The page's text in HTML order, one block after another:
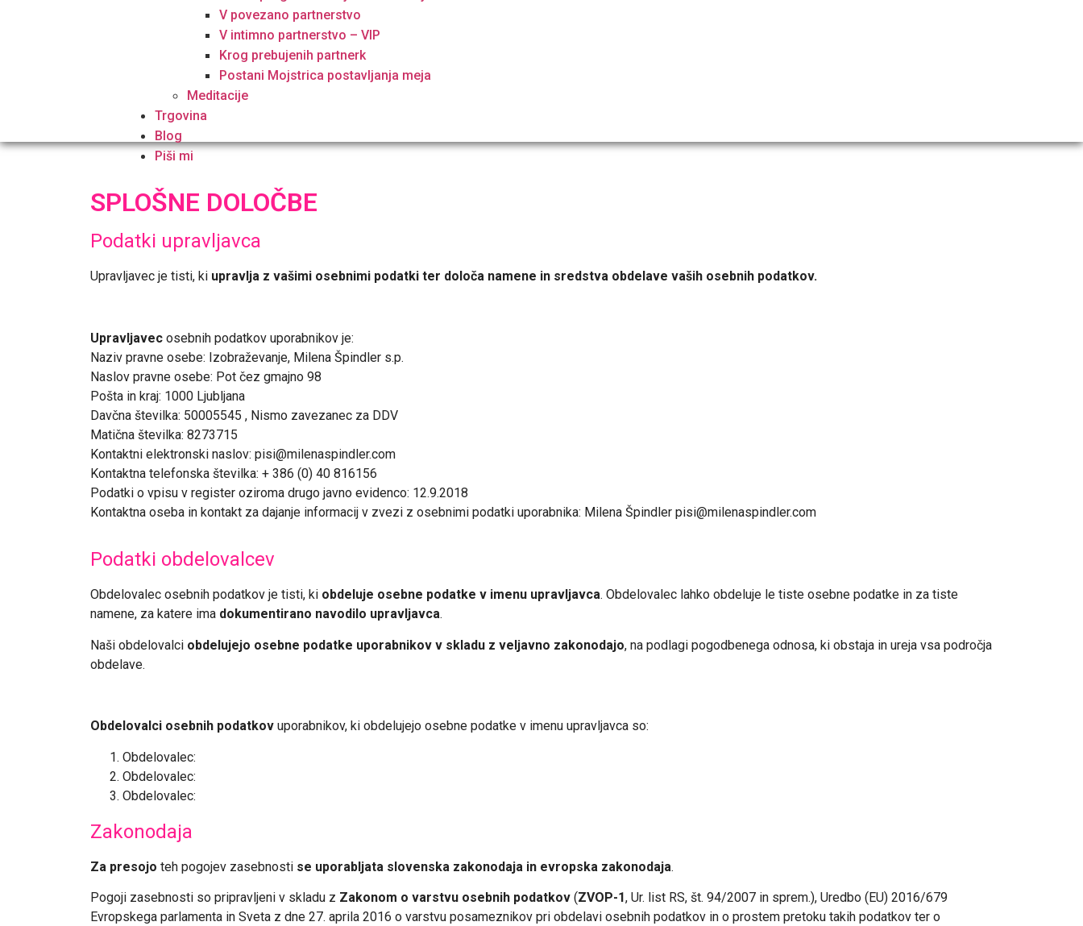
V povezano partnerstvo
V intimno partnerstvo – VIP
Krog prebujenih partnerk
Postani Mojstrica postavljanja meja
Meditacije
Trgovina
Blog
Piši mi
SPLOŠNE DOLOČBE
Podatki upravljavca
Upravljavec je tisti, ki upravlja z vašimi osebnimi podatki ter določa namene in sredstva obdelave vaših osebnih podatkov.
Upravljavec osebnih podatkov uporabnikov je:
Naziv pravne osebe: Izobraževanje, Milena Špindler s.p.
Naslov pravne osebe: Pot čez gmajno 98
Pošta in kraj: 1000 Ljubljana
Davčna številka: 50005545 , Nismo zavezanec za DDV
Matična številka: 8273715
Kontaktni elektronski naslov: pisi@milenaspindler.com
Kontaktna telefonska številka: + 386 (0) 40 816156
Podatki o vpisu v register oziroma drugo javno evidenco: 12.9.2018
Kontaktna oseba in kontakt za dajanje informacij v zvezi z osebnimi podatki uporabnika: Milena Špindler pisi@milenaspindler.com
Podatki obdelovalcev
Obdelovalec osebnih podatkov je tisti, ki obdeluje osebne podatke v imenu upravljavca. Obdelovalec lahko obdeluje le tiste osebne podatke in za tiste
namene, za katere ima dokumentirano navodilo upravljavca.
Naši obdelovalci obdelujejo osebne podatke uporabnikov v skladu z veljavno zakonodajo, na podlagi pogodbenega odnosa, ki obstaja in ureja vsa področja
obdelave.
Obdelovalci osebnih podatkov uporabnikov, ki obdelujejo osebne podatke v imenu upravljavca so:
Obdelovalec:
Obdelovalec:
Obdelovalec:
Zakonodaja
Za presojo teh pogojev zasebnosti se uporabljata slovenska zakonodaja in evropska zakonodaja.
Pogoji zasebnosti so pripravljeni v skladu z Zakonom o varstvu osebnih podatkov (ZVOP-1, Ur. list RS, št. 94/2007 in sprem.), Uredbo (EU) 2016/679
Evropskega parlamenta in Sveta z dne 27. aprila 2016 o varstvu posameznikov pri obdelavi osebnih podatkov in o prostem pretoku takih podatkov ter o